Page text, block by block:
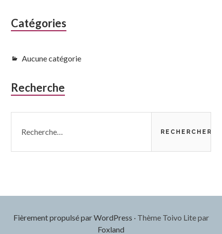
Catégories
Aucune catégorie
Recherche
Fièrement propulsé par WordPress ·Thème Toivo Lite par
Foxland